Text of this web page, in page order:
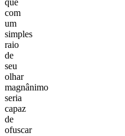
que
com
um
simples
raio
de
seu
olhar
magnânimo
seria
capaz
de
ofuscar